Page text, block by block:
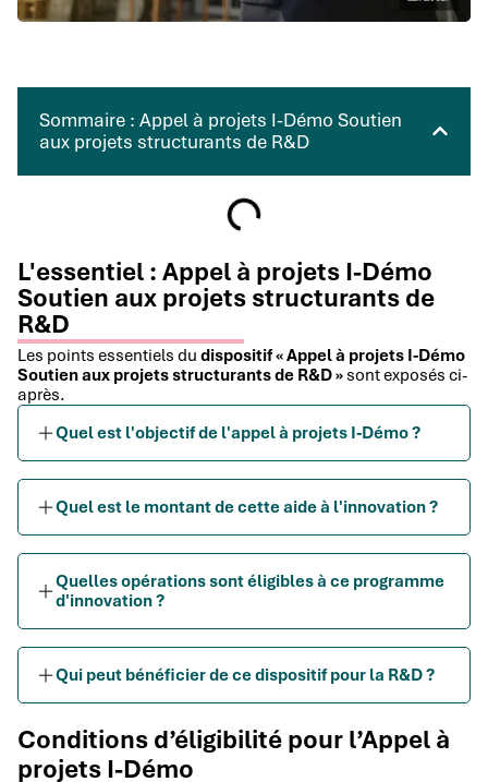
Sommaire : Appel à projets I-Démo Soutien
aux projets structurants de R&D
L'essentiel : Appel à projets I-Démo
Soutien aux projets structurants de
R&D
Les points essentiels du dispositif « Appel à projets I-Démo
Soutien aux projets structurants de R&D » sont exposés ci-
après.
Quel est l'objectif de l'appel à projets I-Démo ?
Quel est le montant de cette aide à l'innovation ?
Quelles opérations sont éligibles à ce programme
d'innovation ?
Qui peut bénéficier de ce dispositif pour la R&D ?
Conditions d’éligibilité pour l’Appel à
projets I-Démo